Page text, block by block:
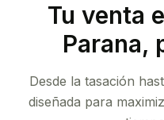
Tu venta
Parana,
Desde la tasación
diseñada para